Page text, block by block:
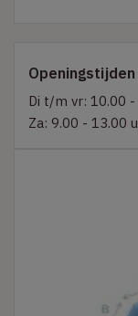
Di t/m vr: 10.00
Za: 9.00 - 13.00